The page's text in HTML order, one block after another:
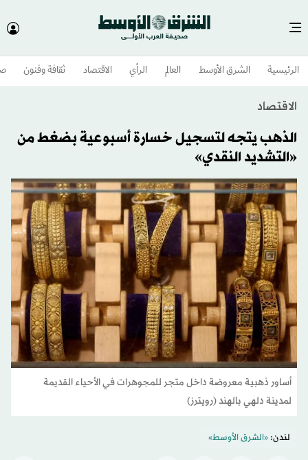
الرئيسية الشرق الأوسط​ العالم الرأي الاقتصاد ثقافة وفنون
الاقتصاد
الذهب يتجه لتسجيل خسارة أسبوعية بضغط من
«التشديد النقدي»
أساور ذهبية معروضة داخل متجر للمجوهرات في الأحياء القديمة
لمدينة دلهي بالهند (رويترز)
لندن:«الشرق الأوسط»